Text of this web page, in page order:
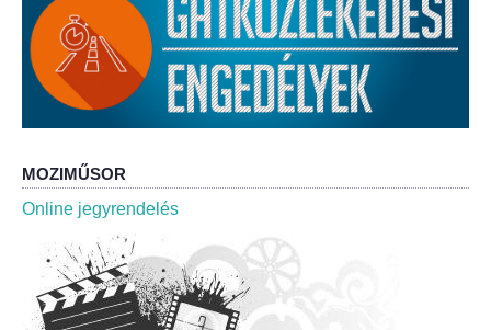
Rendeletek
Polgármesteri normatív határozatok
Szabályzatok
Pályázatok
Közbeszerzések
MOZIMŰSOR
Online jegyrendelés